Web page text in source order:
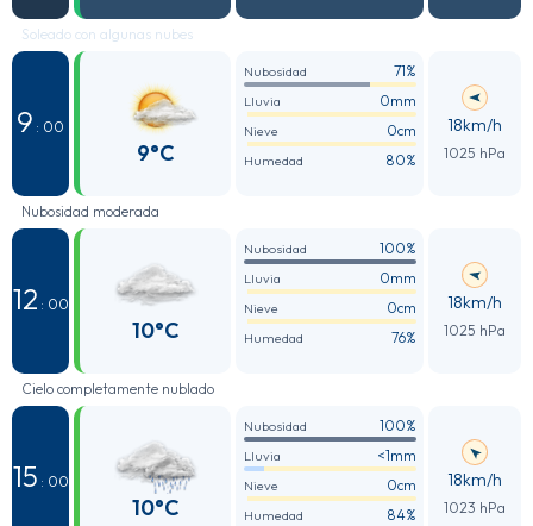
Soleado con algunas nubes
9 : 00
9°C
Nubosidad 71%
Lluvia 0mm
Nieve 0cm
Humedad 80%
18km/h
1025 hPa
Nubosidad moderada
12 : 00
10°C
Nubosidad 100%
Lluvia 0mm
Nieve 0cm
Humedad 76%
18km/h
1025 hPa
Cielo completamente nublado
15 : 00
10°C
Nubosidad 100%
Lluvia <1mm
Nieve 0cm
Humedad 84%
18km/h
1023 hPa